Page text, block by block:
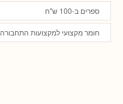
ספרים ב-100 ש"ח
חומר מקצועי למקצועות התחבורה